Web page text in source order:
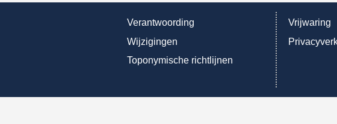
Verantwoording
Wijzigingen
Toponymische richtlijnen
Vrijwaring